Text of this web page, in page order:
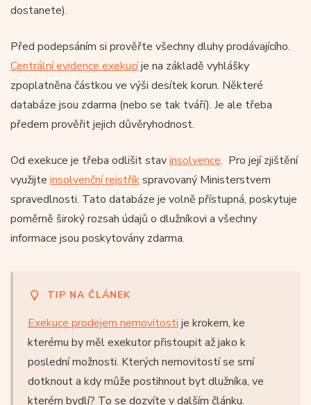
dostanete).
Před podepsáním si prověřte všechny dluhy prodávajícího.
Centrální evidence exekucíje na základě vyhlášky
zpoplatněna částkou ve výši desítek korun. Některé
databáze jsou zdarma (nebo se tak tváří). Je ale třeba
předem prověřit jejich důvěryhodnost.
Od exekuce je třeba odlišit stavinsolvence. Pro její zjištění
využijte insolvenční rejstříkspravovaný Ministerstvem
spravedlnosti. Tato databáze je volně přístupná, poskytuje
poměrně široký rozsah údajů o dlužníkovi a všechny
informace jsou poskytovány zdarma.
TIP NA ČLÁNEK
Exekuce prodejem nemovitosti je krokem, ke
kterému by měl exekutor přistoupit až jako k
poslední možnosti. Kterých nemovitostí se smí
dotknout a kdy může postihnout byt dlužníka, ve
kterém bydlí? To se dozvíte v dalším článku.